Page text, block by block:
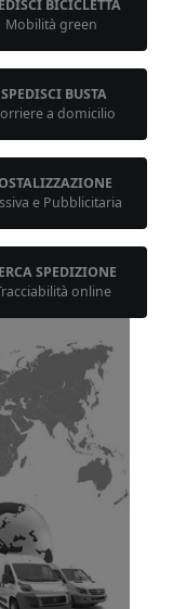
BICICLETTA
Mobilità green
SPEDISCI BUSTA
a domicilio
e Pubblicitaria
SPEDIZIONE
online